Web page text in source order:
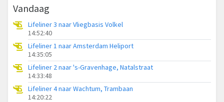
Vandaag
Lifeliner 3 naar Vliegbasis Volkel
14:52:40
Lifeliner 1 naar Amsterdam Heliport
14:35:05
Lifeliner 2 naar 's-Gravenhage, Natalstraat
14:33:48
Lifeliner 4 naar Wachtum, Trambaan
14:20:22